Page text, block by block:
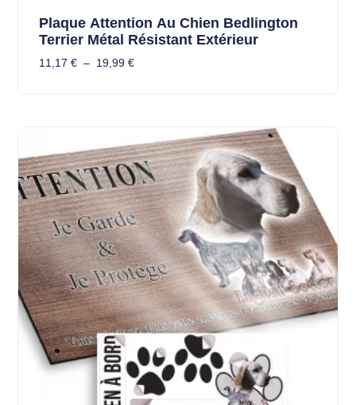
Plaque Attention Au Chien Bedlington
Terrier Métal Résistant Extérieur
11,17 € – 19,99 €